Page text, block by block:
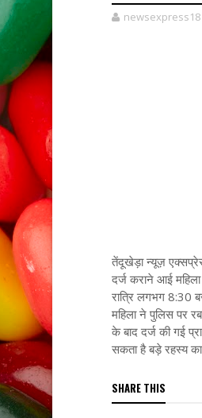
newsexpress18
तेंदूखेड़ा न्यूज़
दर्ज कराने आई महिला
रात्रि लगभग 8:30
महिला ने पुलिस पर
के बाद दर्ज की गई
सकता है बड़े रहस्य
SHARE THIS